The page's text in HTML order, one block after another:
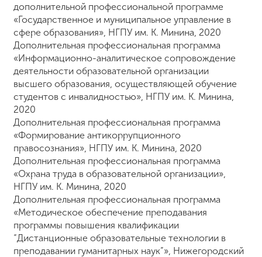
дополнительной профессиональной программе
«Государственное и муниципальное управление в
сфере образования», НГПУ им. К. Минина, 2020
Дополнительная профессиональная программа
«Информационно-аналитическое сопровождение
деятельности образовательной организации
высшего образования, осуществляющей обучение
студентов с инвалидностью», НГПУ им. К. Минина,
2020
Дополнительная профессиональная программа
«Формирование антикоррупционного
правосознания», НГПУ им. К. Минина, 2020
Дополнительная профессиональная программа
«Охрана труда в образовательной организации»,
НГПУ им. К. Минина, 2020
Дополнительная профессиональная программа
«Методическое обеспечение преподавания
программы повышения квалификации
“Дистанционные образовательные технологии в
преподавании гуманитарных наук”», Нижегородский